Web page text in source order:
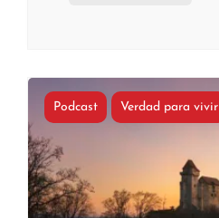
Podcast Verdad para vivir